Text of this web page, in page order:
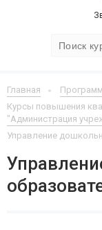
Главная
Курсы повышения
"Администрация
Управление